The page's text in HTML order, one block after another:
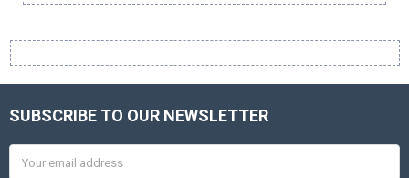
Footer
SUBSCRIBE TO OUR NEWSLETTER
Address